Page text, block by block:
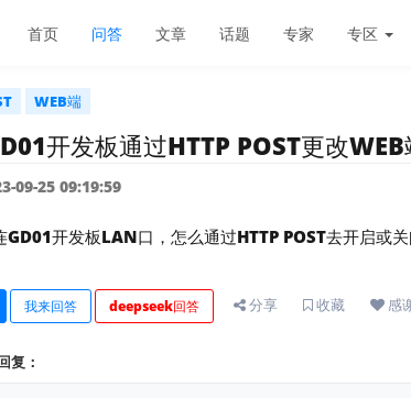
首页 问答 文章 话题 专家 专区
WEB端
开发板通过HTTP POST更改WEB
09-25 09:19:59
GD01开发板LAN口，怎么通过HTTP POST去开启或
我来回答 deepseek回答 分享 收藏 感
复：